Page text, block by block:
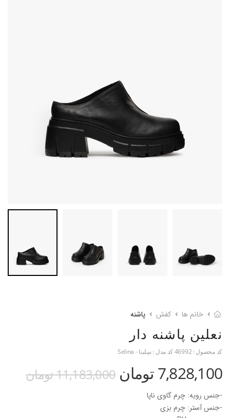
خانم ها کفش پاشنه
نعلین پاشنه دار
کد محصول : 46992کد مدل : سِلینا - Selina
7,828,100 تومان 11,183,000 تومان
-جنس رویه: چرم گاوی ناپا
-جنس آستر: چرم بزی